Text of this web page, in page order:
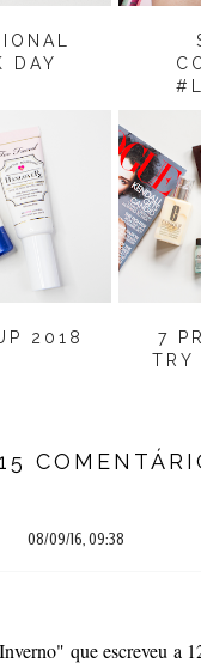
DAY
2018
7
TRY
08/09/16, 09:38
que escreveu a